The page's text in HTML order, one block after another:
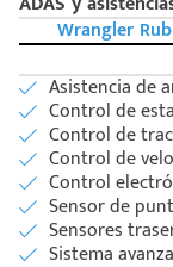
Wrangler
Asistencia de
Control de
Control de
Control de
Control
Sensor de
Sensores
Sistema